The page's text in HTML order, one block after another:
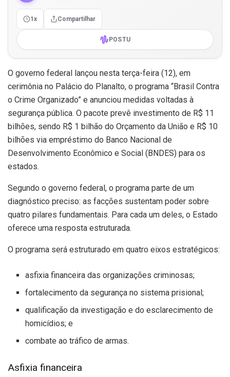
1x Compartilhar
POSTU
O governo federal lançou nesta terça-feira (12), em
cerimônia no Palácio do Planalto, o programa “Brasil Contra
o Crime Organizado” e anunciou medidas voltadas à
segurança pública. O pacote prevê investimento de R$ 11
bilhões, sendo R$ 1 bilhão do Orçamento da União e R$ 10
bilhões via empréstimo do Banco Nacional de
Desenvolvimento Econômico e Social (BNDES) para os
estados.
Segundo o governo federal, o programa parte de um
diagnóstico preciso: as facções sustentam poder sobre
quatro pilares fundamentais. Para cada um deles, o Estado
oferece uma resposta estruturada.
O programa será estruturado em quatro eixos estratégicos:
asfixia financeira das organizações criminosas;
fortalecimento da segurança no sistema prisional;
qualificação da investigação e do esclarecimento de
homicídios; e
combate ao tráfico de armas.
Asfixia financeira